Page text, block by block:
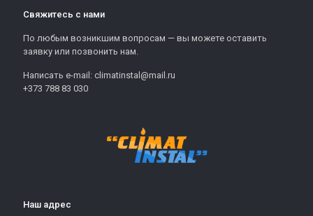
Свяжитесь с нами
По любым возникшим вопросам — вы можете оставить
заявку или позвонить нам.
Написать e-mail: climatinstal@mail.ru
+373 788 83 030
Наш адрес